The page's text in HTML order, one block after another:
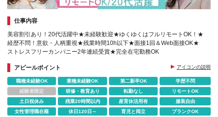
仕事内容
美容割引あり！20代活躍中★未経験歓迎★ゆくゆくはフルリモートOK！★
経歴不問！意欲・人柄重視★残業時間10h以下★面接1回＆Web面接OK★
ストレスフリーカンパニー2年連続受賞★完全在宅勤務OK
アピールポイント アイコンの説明
職種未経験OK 業種未経験OK 第二新卒OK
学歴不問
経験者限定
研修・教育あり 転勤なし
リモートOK
土日祝休み
残業20時間以内 産育休活用有
服装自由
女性管理職在籍
休日120日～ 育児と両立
ブランクOK